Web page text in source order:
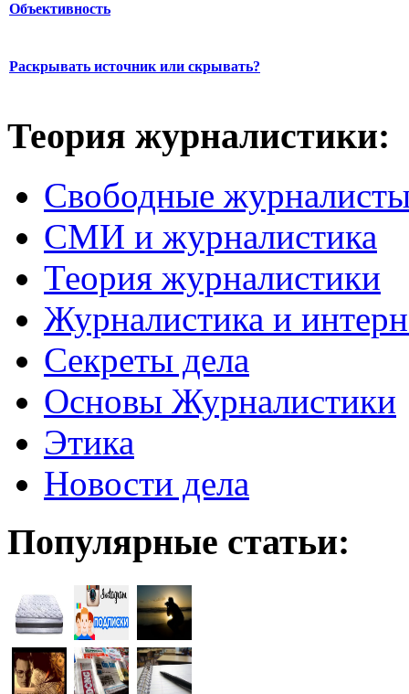
Объективность
Раскрывать источник или скрывать?
Теория журналистики:
Свободные
СМИ и журналистика
Теория журналистики
Журналистика и
Секреты дела
Основы Журналистики
Этика
Новости дела
Популярные статьи: